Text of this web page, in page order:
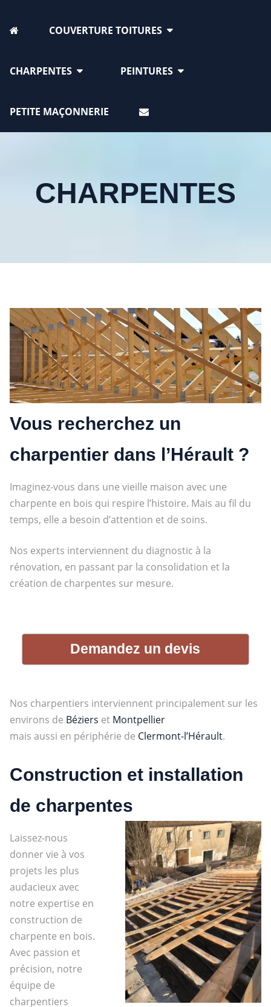
COUVERTURE TOITURES
CHARPENTES PEINTURES
PETITE MAÇONNERIE
CHARPENTES
Vous recherchez un
charpentier dans l’Hérault ?
Imaginez-vous dans une vieille maison avec une
charpente en bois qui respire l’histoire. Mais au fil du
temps, elle a besoin d’attention et de soins.
Nos experts interviennent du diagnostic à la
rénovation, en passant par la consolidation et la
création de charpentes sur mesure.
Demandez un devis
Nos charpentiers interviennent principalement sur les
environs de Béziers et Montpellier
mais aussi en périphérie de Clermont-l’Hérault.
Construction et installation
de charpentes
Laissez-nous
donner vie à vos
projets les plus
audacieux avec
notre expertise en
construction de
charpente en bois.
Avec passion et
précision, notre
équipe de
charpentiers